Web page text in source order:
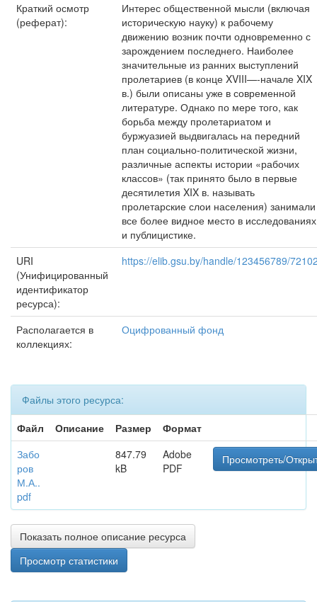
Краткий осмотр
(реферат):
Интерес общественной мысли (включая
историческую науку) к рабочему
движению возник почти одновременно с
зарождением последнего. Наиболее
значительные из ранних выступлений
пролетариев (в конце XVIII—-начале XIX
в.) были описаны уже в современной
литературе. Однако по мере того, как
борьба между пролетариатом и
буржуазией выдвигалась на передний
план социально-политической жизни,
различные аспекты истории «рабочих
классов» (так принято было в первые
десятилетия XIX в. называть
пролетарские слои населения) занимали
все более видное место в исследованиях
и публицистике.
URI
(Унифицированный
идентификатор
ресурса):
https://elib.gsu.by/handle/123456789/
Располагается в
коллекциях:
Оцифрованный фонд
Файлы этого ресурса:
Файл
Описание Размер
Формат
Забо
ров
М.А..
pdf
847.79
kB
Adobe
PDF
Просмотреть/
Показать полное описание ресурса
Просмотр статистики